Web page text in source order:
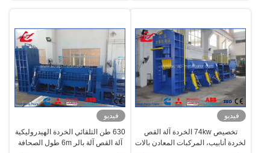
فيديو
تخصيص 74kw الخردة آلة القص
لخردة أنابيب، المركبات المعادن بالات
فيديو
630 طن التلقائي الخردة الهيدروليكية
آلة القص آلة بالر 6m طول الصحافة